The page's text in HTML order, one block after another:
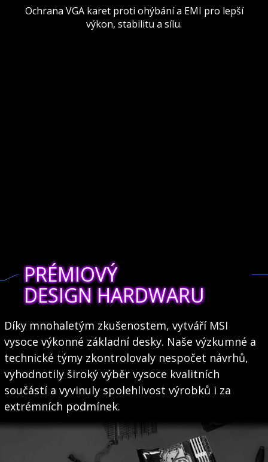
Ochrana VGA karet proti ohýbání a EMI pro lepší
výkon, stabilitu a sílu.
PRÉMIOVÝ
DESIGN HARDWARU
Díky mnohaletým zkušenostem, vytváří MSI
vysoce výkonné základní desky. Naše výzkumné a
technické týmy zkontrolovaly nespočet návrhů,
vyhodnotily široký výběr vysoce kvalitních
součástí a vyvinuly spolehlivost výrobků i za
extrémních podmínek.